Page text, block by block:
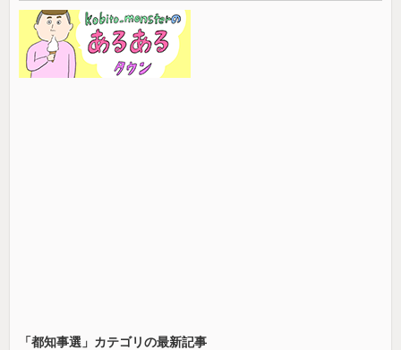
「都知事選」カテゴリの最新記事